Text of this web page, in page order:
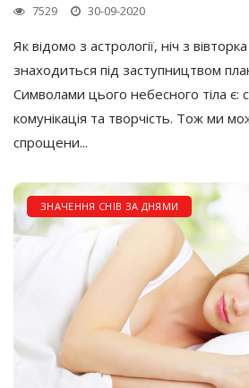
7529 30-09-2020
Як відомо з астрології, ніч з
знаходиться під заступництвом
Символами цього небесного тіла є:
комунікація та творчість. Тож ми
спрощени...
ЗНАЧЕННЯ СНІВ ЗА ДНЯМИ